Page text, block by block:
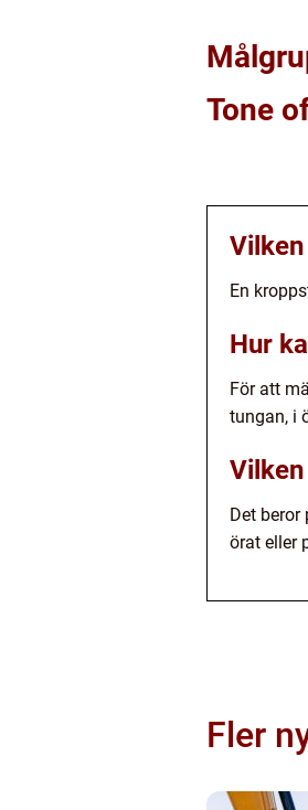
Tone
En
Hur
För att
tungan, i
Det
örat eller
Fler